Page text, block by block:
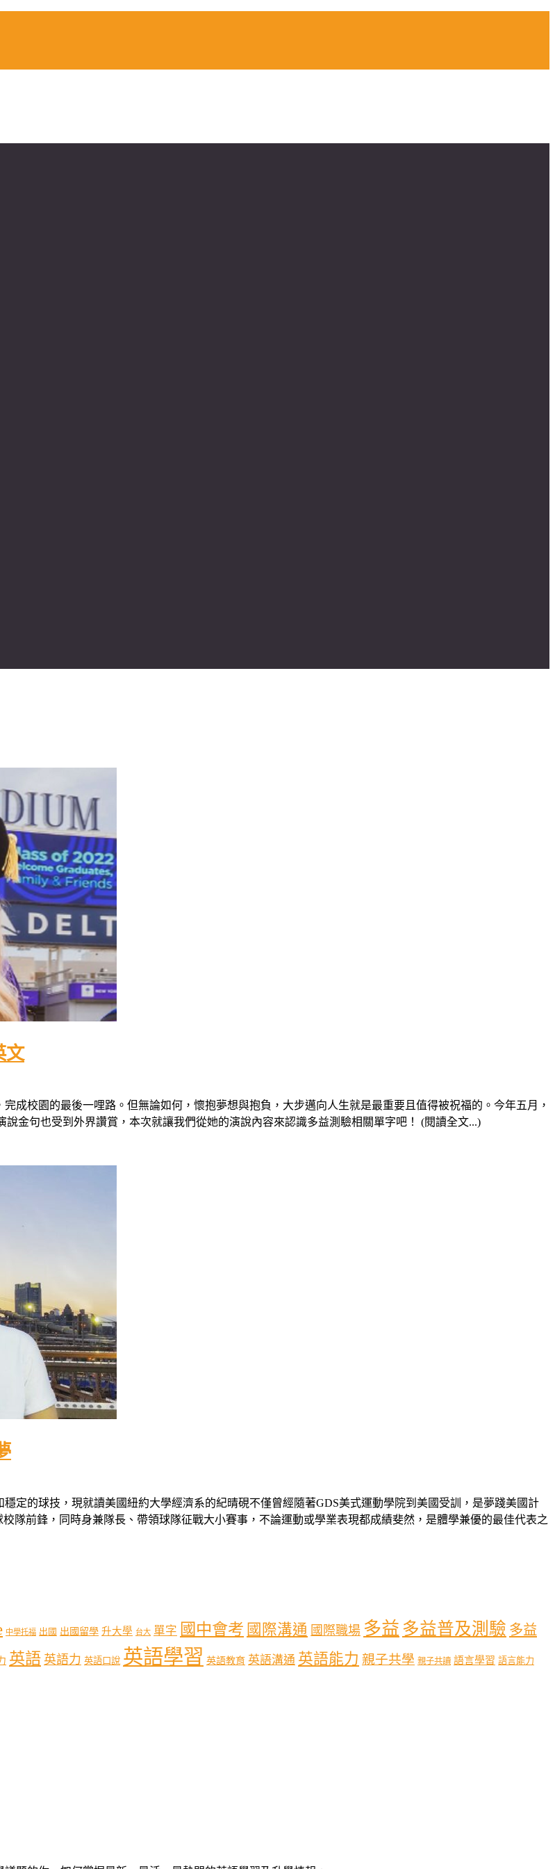
文
成校園的最後一哩路。但無論如何，懷抱夢想與抱負，大步邁向人生就是最重要且值得被祝福的。今年五月，
金句也受到外界讚賞，本次就讓我們從她的演說內容來認識多益測驗相關單字吧！ (閱讀全文...)
定的球技，現就讀美國紐約大學經濟系的紀晴硯不僅曾經隨著GDS美式運動學院到美國受訓，是夢踐美國計
隊前鋒，同時身兼隊長、帶領球隊征戰大小賽事，不論運動或學業表現都成績斐然，是體學兼優的最佳代表之
中學托福 出國 出國留學 升大學 台大 單字 國中會考 國際溝通 國際職場 多益 多益普及測驗 多益
英語 英語力 英語口說 英語學習 英語教育 英語溝通 英語能力 親子共學 親子共讀 語言學習 語言能力